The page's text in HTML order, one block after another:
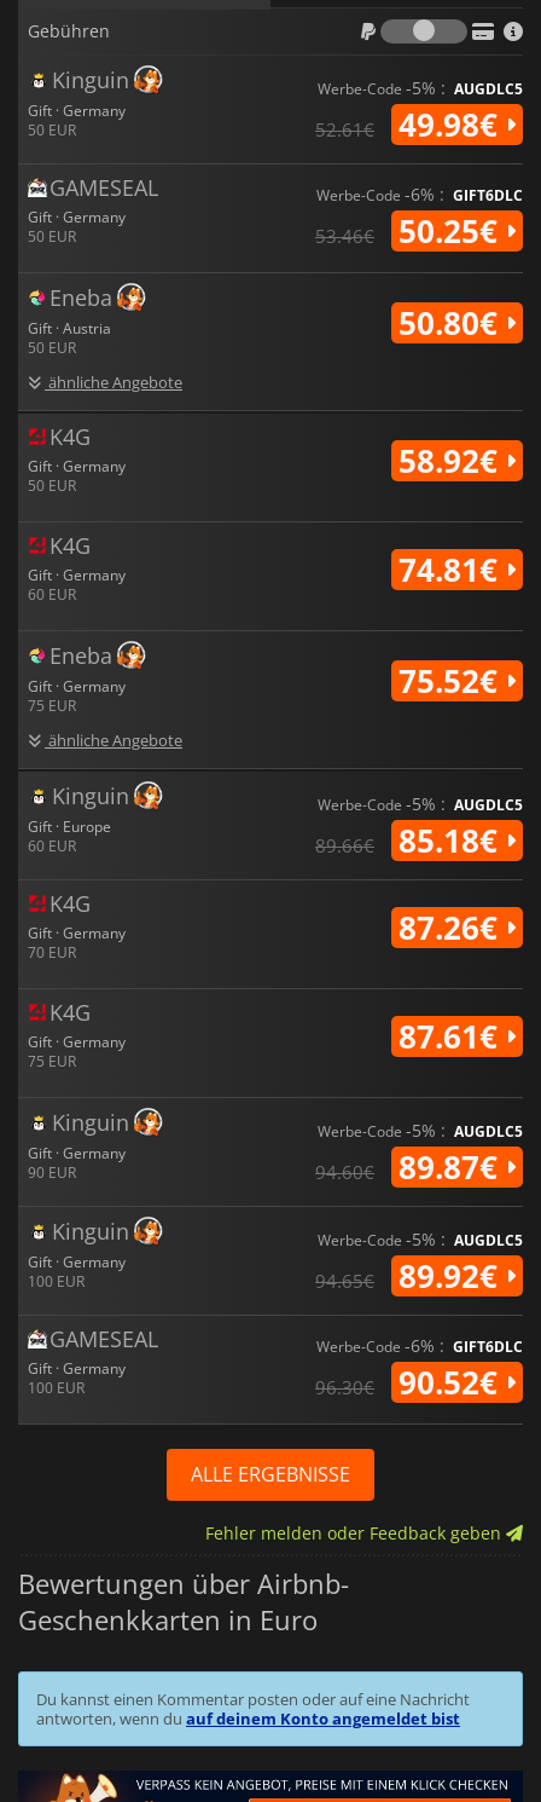
Gebühren
Kinguin
Gift · Germany
50 EUR
Werbe-Code -5% : AUGDLC5
52.61€ 49.98€
GAMESEAL
Gift · Germany
50 EUR
Werbe-Code -6% : GIFT6DLC
53.46€ 50.25€
Eneba
Gift · Austria
50 EUR
ähnliche Angebote
50.80€
K4G
Gift · Germany
50 EUR
58.92€
K4G
Gift · Germany
60 EUR
74.81€
Eneba
Gift · Germany
75 EUR
ähnliche Angebote
75.52€
Kinguin
Gift · Europe
60 EUR
Werbe-Code -5% : AUGDLC5
89.66€ 85.18€
K4G
Gift · Germany
70 EUR
87.26€
K4G
Gift · Germany
75 EUR
87.61€
Kinguin
Gift · Germany
90 EUR
Werbe-Code -5% : AUGDLC5
94.60€ 89.87€
Kinguin
Gift · Germany
100 EUR
Werbe-Code -5% : AUGDLC5
94.65€ 89.92€
GAMESEAL
Gift · Germany
100 EUR
Werbe-Code -6% : GIFT6DLC
96.30€ 90.52€
ALLE ERGEBNISSE
Fehler melden oder Feedback geben
Bewertungen über Airbnb-
Geschenkkarten in Euro
Du kannst einen Kommentar posten oder auf eine Nachricht
antworten, wenn du auf deinem Konto angemeldet bist